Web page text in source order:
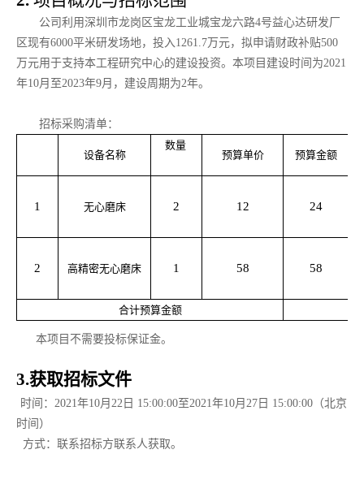
公司利用深圳市龙岗区宝龙工业城宝龙六路4号益心达研发厂
区现有6000平米研发场地， 投入1261.7万元，拟申请财政补贴500
万元用于支持本工程研究中心的建设投资。 本项目建设时间为2021
年10月至2023年9月，建设周期为2年。
招标采购清单：
设备名称
数量
预算单价
预算金额
1 无心磨床 2 12 24
2 高精密无心磨床 1 58 58
合计预算金额
本项目不需要投标保证金。
3.获取招标文件
时间：2021年10月22 日 15:00:00至2021年10月 27 日 15:00:00（北京
时间）
方式： 联系招标方联系人获取。